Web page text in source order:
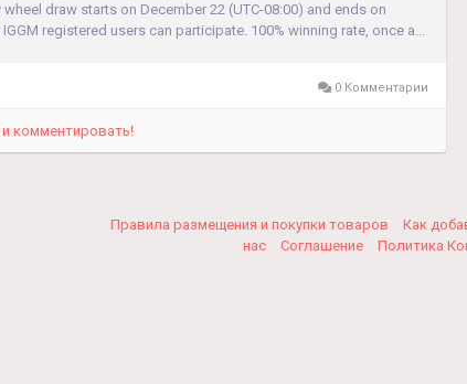
draw starts on December 22 (UTC-08:00) and ends on
registered users can participate. 100% winning rate, once a...
0 Комментарии
комментировать!
Правила размещения и покупки товаров Как
нас
Соглашение Политика